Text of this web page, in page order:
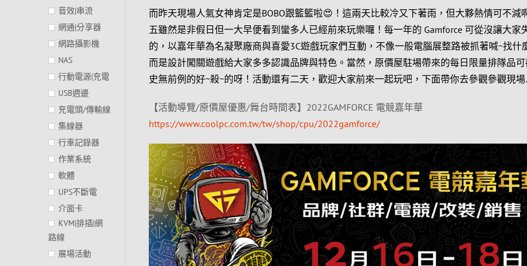
而昨天現場人氣女神肯定是BOBO跟籃籃啦😍！這兩天比較冷又下著雨，但大夥熱情可不減
五雖然是非假日但一大早便看到蠻多人已經前來玩樂囉！每一年的 Gamforce 可從沒讓大家
的，以嘉年華為名凝聚廠商與喜愛3C遊戲玩家們互動，不像一般電腦展整路被抓著喊~找什
而是設計闖關遊戲給大家多多認識品牌與特色。當然，原價屋駐場帶來的每日限量排隊品
史無前例的好~殺~的呀！活動還有二天，歡迎大家前來一起玩吧，下面帶你去參觀參觀現
【活動導覽/原價屋優惠/舞台時間表】2022GAMFORCE 電競嘉年華
https://www.coolpc.com.tw/tw/shop/cpu/2022gamforce/
音效|串流
網通|分享器
網路攝影機
NAS
行動電源|充電
USB週邊
充電頭/傳輸線
集線器
行車記錄器
作業系統
軟體
UPS不斷電
介面卡
KVM|排插|網
路線
展場活動